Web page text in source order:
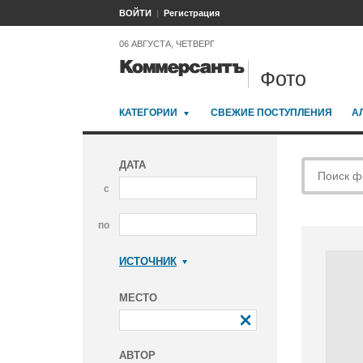
ВОЙТИ Регистрация
06 АВГУСТА, ЧЕТВЕРГ
Фото
КАТЕГОРИИ СВЕЖИЕ ПОСТУПЛЕНИЯ
ДАТА
с
по
ИСТОЧНИК
МЕСТО
АВТОР